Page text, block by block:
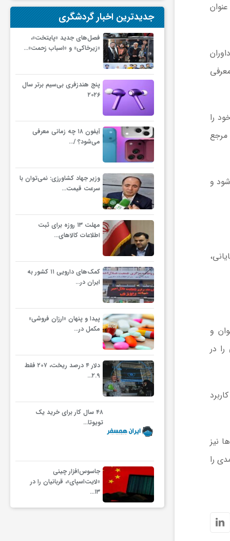
را
و
و
در
نیز
را
جدیدترین اخبار گردشگری
فصل‌های جدید «پایتخت»،
«زیرخاکی» و «اسباب زحمت»…
پنج هندزفری بی‌سیم برتر سال
۲۰۲۶
آیفون ۱۸ چه زمانی معرفی
می‌شود؟ /…
وزیر جهاد کشاورزی: نمی‌توان با
سرعت قیمت…
مهلت ۱۳ روزه برای ثبت
اطلاعات کالاهای…
کمک‌های دارویی ۱۱ کشور به
ایران در…
پیدا و پنهان «ارزان فروشی»
مکمل در…
دلار ۴ درصد ریخت، ۲۰۷ فقط
۲.۹…
۴۸ سال کار برای خرید یک
تویوتا…
جاسوس‌افزار چینی
«لایت‌اسپای»، قربانیان را در
۱۳…